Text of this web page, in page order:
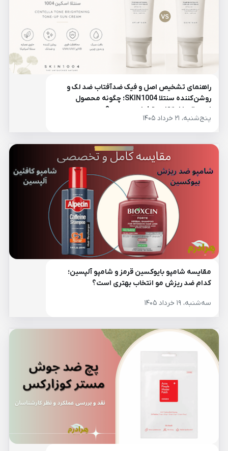
راهنمای تشخیص اصل و فیک ضدآفتاب ضد لک و
روشن‌کننده سنتلا SKIN1004؛ چگونه محصول
اورجینال را از تقلبی تشخیص دهیم؟
پنج‌شنبه، ۲۱ خرداد ۱۴۰۵
مقایسه شامپو بایوکسین قرمز و شامپو آلپسین؛
کدام ضد ریزش مو انتخاب بهتری است؟
سه‌شنبه، ۱۹ خرداد ۱۴۰۵